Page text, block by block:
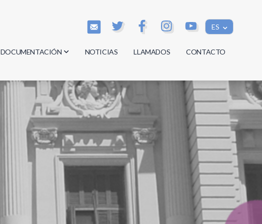
ES
DOCUMENTACIÓN
Actas
Reglamentos
Documentos
NOTICIAS LLAMADOS CONTACTO